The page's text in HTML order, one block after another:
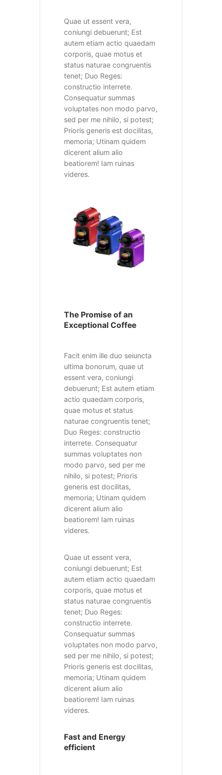
Quae ut essent vera,
coniungi debuerunt; Est
autem etiam actio quaedam
corporis, quae motus et
status naturae congruentis
tenet; Duo Reges:
constructio interrete.
Consequatur summas
voluptates non modo parvo,
sed per me nihilo, si potest;
Prioris generis est docilitas,
memoria; Utinam quidem
dicerent alium alio
beatiorem! Iam ruinas
videres.
The Promise of an
Exceptional Coffee
Facit enim ille duo seiuncta
ultima bonorum, quae ut
essent vera, coniungi
debuerunt; Est autem etiam
actio quaedam corporis,
quae motus et status
naturae congruentis tenet;
Duo Reges: constructio
interrete. Consequatur
summas voluptates non
modo parvo, sed per me
nihilo, si potest; Prioris
generis est docilitas,
memoria; Utinam quidem
dicerent alium alio
beatiorem! Iam ruinas
videres.
Quae ut essent vera,
coniungi debuerunt; Est
autem etiam actio quaedam
corporis, quae motus et
status naturae congruentis
tenet; Duo Reges:
constructio interrete.
Consequatur summas
voluptates non modo parvo,
sed per me nihilo, si potest;
Prioris generis est docilitas,
memoria; Utinam quidem
dicerent alium alio
beatiorem! Iam ruinas
videres.
Fast and Energy
efficient